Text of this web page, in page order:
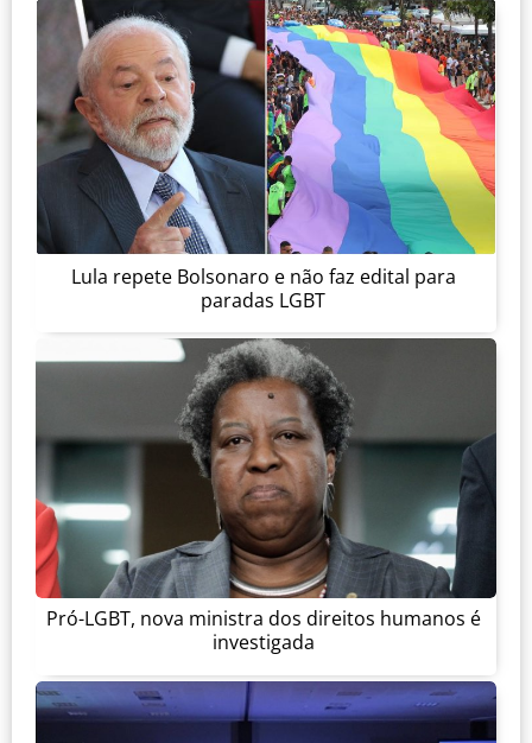
Lula repete Bolsonaro e não faz edital para
paradas LGBT
Pró-LGBT, nova ministra dos direitos humanos é
investigada